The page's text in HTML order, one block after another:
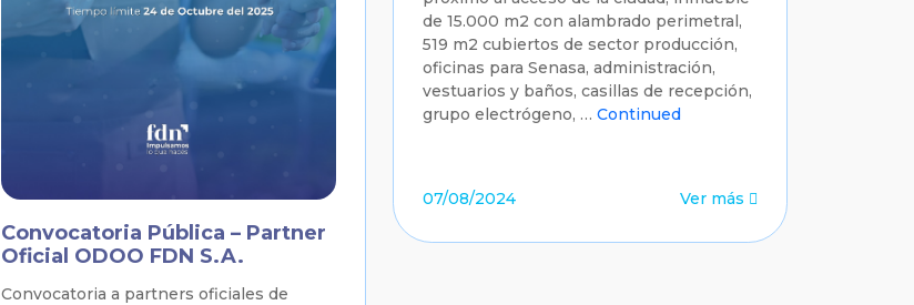
Convocatoria Pública – Partner
Oficial ODOO FDN S.A.
Convocatoria a partners oficiales de
de 15.000 m2 con alambrado perimetral,
519 m2 cubiertos de sector producción,
oficinas para Senasa, administración,
vestuarios y baños, casillas de recepción,
grupo electrógeno, …Continued
07/08/2024 Ver más